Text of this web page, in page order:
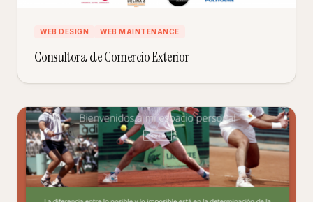
WEB DESIGN WEB MAINTENANCE
Consultora de Comercio Exterior